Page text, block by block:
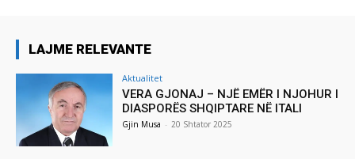
LAJME RELEVANTE
Aktualitet
VERA GJONAJ – NJË EMËR I NJOHUR I
DIASPORËS SHQIPTARE NË ITALI
Gjin Musa - 20 Shtator 2025